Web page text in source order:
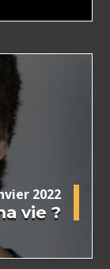
2022
vie ?